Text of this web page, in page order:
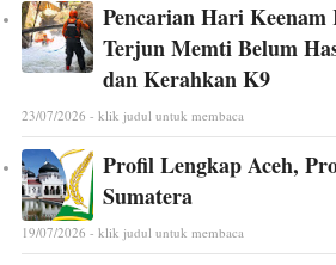
Pencarian Hari
Terjun Memti Belum
dan Kerahkan K9
23/07/2026 - klik judul untuk membaca
Profil Lengkap Aceh,
Sumatera
19/07/2026 - klik judul untuk membaca